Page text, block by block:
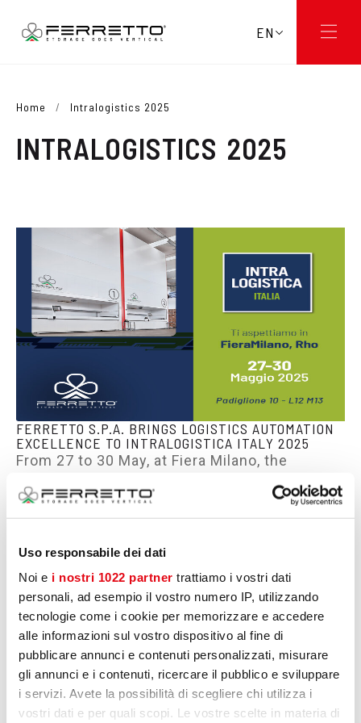
Uso responsabile dei dati
Noi e i nostri 1022 partner trattiamo i vostri dati
personali, ad esempio il vostro numero IP, utilizzando
tecnologie come i cookie per memorizzare e accedere
alle informazioni sul vostro dispositivo al fine di
pubblicare annunci e contenuti personalizzati, misurare
gli annunci e i contenuti, ricercare il pubblico e sviluppare
i servizi. Avete la possibilità di scegliere chi utilizza i
vostri dati e per quali scopi. Le vostre scelte in materia di
EN
Home / Intralogistics 2025
INTRALOGISTICS 2025
FERRETTO S.P.A. BRINGS LOGISTICS AUTOMATION
EXCELLENCE TO INTRALOGISTICA ITALY 2025
From 27 to 30 May, at Fiera Milano, the
automatic vertical warehouses of Ferretto
S.p.A. await you at INTRALOGISTICA ITALIA
2025 – Pavilion 10 – Stand L12 M13.